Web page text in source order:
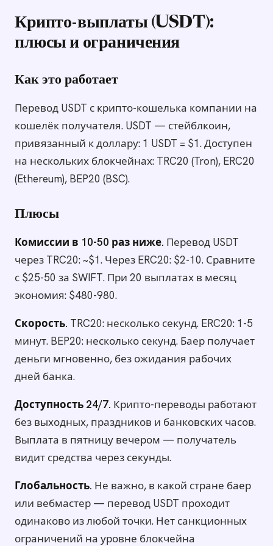
Крипто-выплаты (USDT):
плюсы и ограничения
Как это работает
Перевод USDT с крипто-кошелька компании на
кошелёк получателя. USDT — стейблкоин,
привязанный к доллару: 1 USDT = $1. Доступен
на нескольких блокчейнах: TRC20 (Tron), ERC20
(Ethereum), BEP20 (BSC).
Плюсы
Комиссии в 10-50 раз ниже. Перевод USDT
через TRC20: ~$1. Через ERC20: $2-10. Сравните
с $25-50 за SWIFT. При 20 выплатах в месяц
экономия: $480-980.
Скорость. TRC20: несколько секунд. ERC20: 1-5
минут. BEP20: несколько секунд. Баер получает
деньги мгновенно, без ожидания рабочих
дней банка.
Доступность 24/7. Крипто-переводы работают
без выходных, праздников и банковских часов.
Выплата в пятницу вечером — получатель
видит средства через секунды.
Глобальность. Не важно, в какой стране баер
или вебмастер — перевод USDT проходит
одинаково из любой точки. Нет санкционных
ограничений на уровне блокчейна